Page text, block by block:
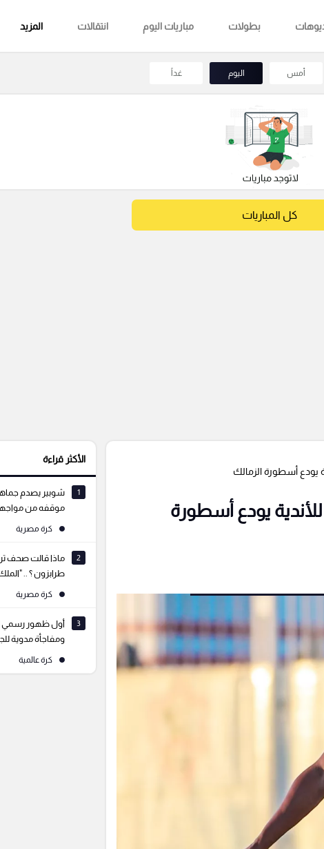
بطولات مباريات اليوم انتقالات المزيد
أمس اليوم غداً
كل المباريات
يودع أسطورة الزمالك
يودع أسطورة
الأكثر قراءة
1
شوبير يصدم
موقفه من
كرة مصرية
2
ماذا قالت صحف
طرابزون ؟ ..
كرة مصرية
3
أول ظهور رسمي
ومفاجأة مدوية
كرة عالمية